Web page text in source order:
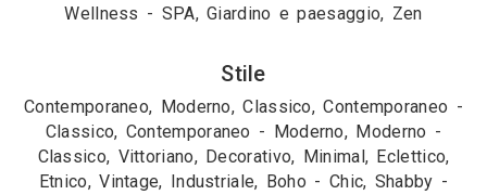
Wellness - SPA, Giardino e paesaggio, Zen
Stile
Contemporaneo, Moderno, Classico, Contemporaneo -
Classico, Contemporaneo - Moderno, Moderno -
Classico, Vittoriano, Decorativo, Minimal, Eclettico,
Etnico, Vintage, Industriale, Boho - Chic, Shabby -